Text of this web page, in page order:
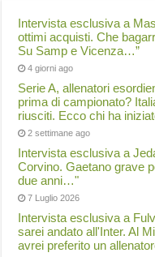
Intervista esclusiva a
ottimi acquisti. Che
Su Samp e Vicenza…”
4 giorni ago
Serie A, allenatori
prima di campionato?
riusciti. Ecco chi ha
2 settimane ago
Intervista esclusiva a
Corvino. Gaetano grave
due anni…"
7 Luglio 2026
Intervista esclusiva a
sarei andato all'Inter. Al
avrei preferito un